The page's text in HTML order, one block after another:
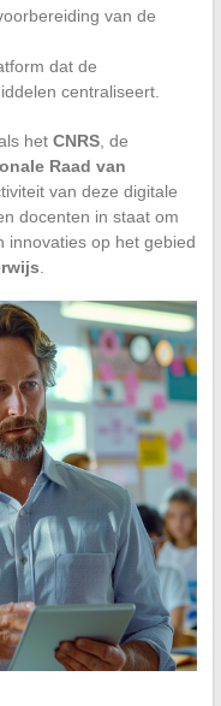
van de
dat de
centraliseert.
het CNRS, de
Raad van
van deze digitale
docenten in staat om
innovaties op het gebied